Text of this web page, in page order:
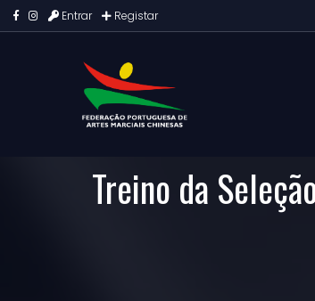
Entrar Registar
Treino da